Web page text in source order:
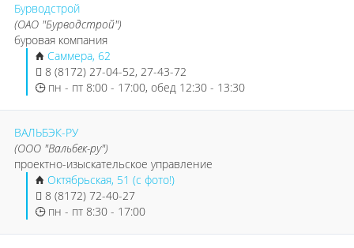
Бурводстрой
(ОАО "Бурводстрой")
буровая компания
Саммера, 62
8 (8172) 27-04-52, 27-43-72
пн - пт 8:00 - 17:00, обед 12:30 - 13:30
ВАЛЬБЭК-РУ
(ООО "Вальбек-ру")
проектно-изыскательское управление
Октябрьская, 51 (с фото!)
8 (8172) 72-40-27
пн - пт 8:30 - 17:00